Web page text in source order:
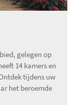
gelegen op
14 kamers en
tijdens uw
het beroemde